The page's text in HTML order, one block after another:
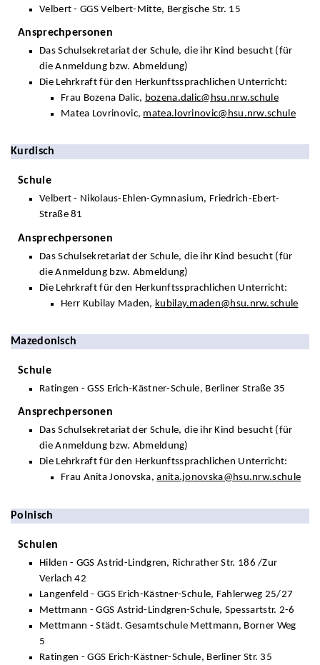
Velbert - GGS Velbert-Mitte, Bergische Str. 15
Ansprechpersonen
Das Schulsekretariat der Schule, die ihr Kind besucht (für
die Anmeldung bzw. Abmeldung)
Die Lehrkraft für den Herkunftssprachlichen Unterricht:
Frau Bozena Dalic, bozena.dalic@hsu.nrw.schule
Matea Lovrinovic, matea.lovrinovic@hsu.nrw.schule
Kurdisch
Schule
Velbert - Nikolaus-Ehlen-Gymnasium, Friedrich-Ebert-
Straße 81
Ansprechpersonen
Das Schulsekretariat der Schule, die ihr Kind besucht (für
die Anmeldung bzw. Abmeldung)
Die Lehrkraft für den Herkunftssprachlichen Unterricht:
Herr Kubilay Maden, kubilay.maden@hsu.nrw.schule
Mazedonisch
Schule
Ratingen - GSS Erich-Kästner-Schule, Berliner Straße 35
Ansprechpersonen
Das Schulsekretariat der Schule, die ihr Kind besucht (für
die Anmeldung bzw. Abmeldung)
Die Lehrkraft für den Herkunftssprachlichen Unterricht:
Frau Anita Jonovska,anita.jonovska@hsu.nrw.schule
Polnisch
Schulen
Hilden - GGS Astrid-Lindgren, Richrather Str. 186 /Zur
Verlach 42
Langenfeld - GGS Erich-Kästner-Schule, Fahlerweg 25/27
Mettmann - GGS Astrid-Lindgren-Schule, Spessartstr. 2-6
Mettmann - Städt. Gesamtschule Mettmann, Borner Weg
5
Ratingen - GGS Erich-Kästner-Schule, Berliner Str. 35